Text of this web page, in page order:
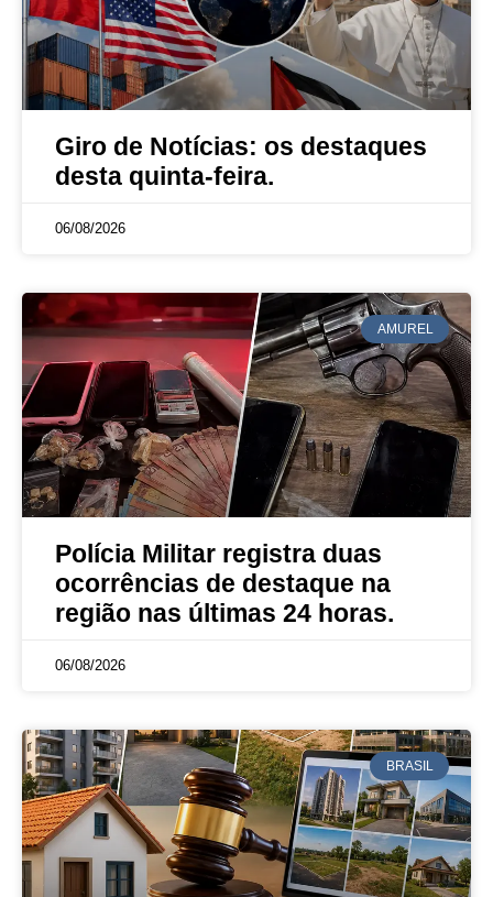
Giro de Notícias: os destaques
desta quinta-feira.
06/08/2026
AMUREL
Polícia Militar registra duas
ocorrências de destaque na
região nas últimas 24 horas.
06/08/2026
BRASIL